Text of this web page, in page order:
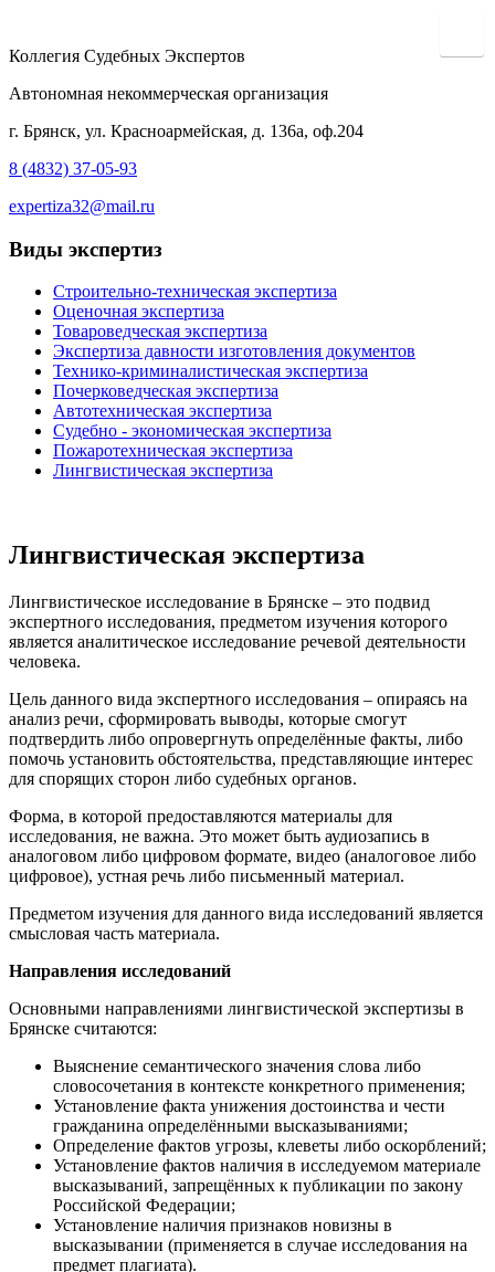
Коллегия Судебных Экспертов
Автономная некоммерческая организация
г. Брянск, ул. Красноармейская, д. 136а, оф.204
8 (4832) 37-05-93
expertiza32@mail.ru
Виды экспертиз
Строительно-техническая экспертиза
Оценочная экспертиза
Товароведческая экспертиза
Экспертиза давности изготовления документов
Технико-криминалистическая экспертиза
Почерковедческая экспертиза
Автотехническая экспертиза
Судебно - экономическая экспертиза
Пожаротехническая экспертиза
Лингвистическая экспертиза
Лингвистическая экспертиза
Лингвистическое исследование в Брянске – это подвид
экспертного исследования, предметом изучения которого
является аналитическое исследование речевой деятельности
человека.
Цель данного вида экспертного исследования – опираясь на
анализ речи, сформировать выводы, которые смогут
подтвердить либо опровергнуть определённые факты, либо
помочь установить обстоятельства, представляющие интерес
для спорящих сторон либо судебных органов.
Форма, в которой предоставляются материалы для
исследования, не важна. Это может быть аудиозапись в
аналоговом либо цифровом формате, видео (аналоговое либо
цифровое), устная речь либо письменный материал.
Предметом изучения для данного вида исследований является
смысловая часть материала.
Направления исследований
Основными направлениями лингвистической экспертизы в
Брянске считаются:
Выяснение семантического значения слова либо
словосочетания в контексте конкретного применения;
Установление факта унижения достоинства и чести
гражданина определёнными высказываниями;
Определение фактов угрозы, клеветы либо оскорблений;
Установление фактов наличия в исследуемом материале
высказываний, запрещённых к публикации по закону
Российской Федерации;
Установление наличия признаков новизны в
высказывании (применяется в случае исследования на
предмет плагиата).